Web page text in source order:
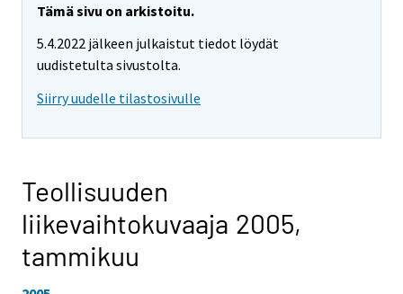
Tämä sivu on arkistoitu.
5.4.2022 jälkeen julkaistut tiedot löydät
uudistetulta sivustolta.
Siirry uudelle tilastosivulle
Teollisuuden
liikevaihtokuvaaja 2005,
tammikuu